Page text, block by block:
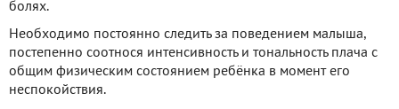
болях.
Необходимо постоянно следить за поведением малыша,
постепенно соотнося интенсивность и тональность плача с
общим физическим состоянием ребёнка в момент его
неспокойствия.